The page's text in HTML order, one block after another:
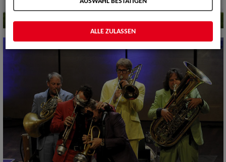
ALLE ZULASSEN